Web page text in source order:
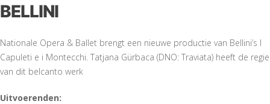
BELLINI
Nationale Opera & Ballet brengt een nieuwe productie van Bellini’s I
Capuleti e i Montecchi. Tatjana Gürbaca (DNO: Traviata) heeft de regie
van dit belcanto werk
Uitvoerenden: